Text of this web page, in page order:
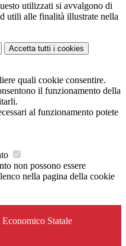
utilizzati si avvalgono di
utili alle finalità illustrate nella
Accetta tutti i cookies
quali cookie consentire.
il funzionamento della
al funzionamento potete
non possono essere
nella pagina della cookie
Statale